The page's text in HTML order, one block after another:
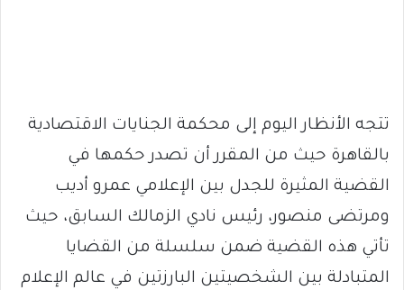
تتجه الأنظار اليوم إلى محكمة الجنايات الاقتصادية
بالقاهرة حيث من المقرر أن تصدر حكمها في
القضية المثيرة للجدل بين الإعلامي عمرو أديب
ومرتضى منصور، رئيس نادي الزمالك السابق، حيث
تأتي هذه القضية ضمن سلسلة من القضايا
المتبادلة بين الشخصيتين البارزتين في عالم الإعلام